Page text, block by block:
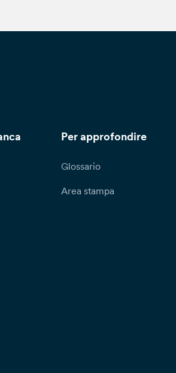
Per approfondire
Glossario
Area stampa